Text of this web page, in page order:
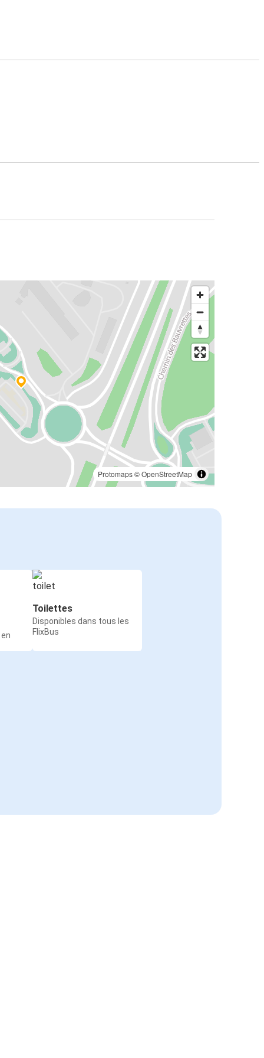
Protomaps©OpenStreetMap
Toilettes
Disponibles dans tous les
FlixBus